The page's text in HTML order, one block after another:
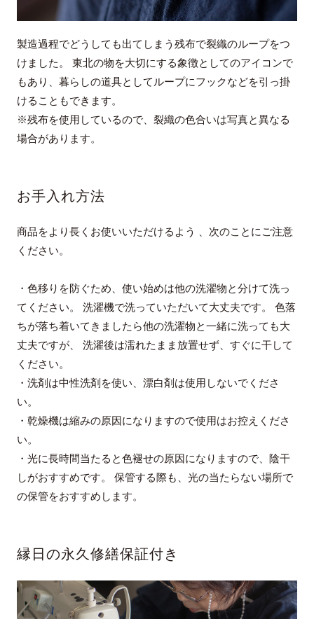
製造過程でどうしても出てしまう残布で裂織のループをつ
けました。 東北の物を大切にする象徴としてのアイコンで
もあり、暮らしの道具としてループにフックなどを引っ掛
けることもできます。
※残布を使用しているので、裂織の色合いは写真と異なる
場合があります。
お手入れ方法
商品をより長くお使いいただけるよう 、次のことにご注意
ください。
・色移りを防ぐため、使い始めは他の洗濯物と分けて洗っ
てください。 洗濯機で洗っていただいて大丈夫です。 色落
ちが落ち着いてきましたら他の洗濯物と一緒に洗っても大
丈夫ですが、 洗濯後は濡れたまま放置せず、すぐに干して
ください。
・洗剤は中性洗剤を使い、漂白剤は使用しないでくださ
い。
・乾燥機は縮みの原因になりますので使用はお控えくださ
い。
・光に長時間当たると色褪せの原因になりますので、陰干
しがおすすめです。 保管する際も、光の当たらない場所で
の保管をおすすめします。
縁日の永久修繕保証付き